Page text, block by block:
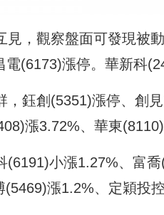
見，觀察盤面可發現被
(6173)漲停。華新科
，鈺創(5351)漲停、創
漲3.72%、華東(8110)
(6191)小漲1.27%、富
漲1.2%、定穎投